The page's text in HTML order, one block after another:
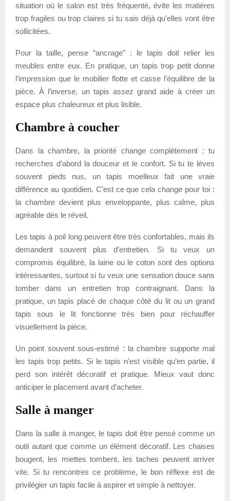
situation où le salon est très fréquenté, évite les matières
trop fragiles ou trop claires si tu sais déjà qu’elles vont être
sollicitées.
Pour la taille, pense “ancrage” : le tapis doit relier les
meubles entre eux. En pratique, un tapis trop petit donne
l’impression que le mobilier flotte et casse l’équilibre de la
pièce. À l’inverse, un tapis assez grand aide à créer un
espace plus chaleureux et plus lisible.
Chambre à coucher
Dans la chambre, la priorité change complètement : tu
recherches d’abord la douceur et le confort. Si tu te lèves
souvent pieds nus, un tapis moelleux fait une vraie
différence au quotidien. C’est ce que cela change pour toi :
la chambre devient plus enveloppante, plus calme, plus
agréable dès le réveil.
Les tapis à poil long peuvent être très confortables, mais ils
demandent souvent plus d’entretien. Si tu veux un
compromis équilibré, la laine ou le coton sont des options
intéressantes, surtout si tu veux une sensation douce sans
tomber dans un entretien trop contraignant. Dans la
pratique, un tapis placé de chaque côté du lit ou un grand
tapis sous le lit fonctionne très bien pour réchauffer
visuellement la pièce.
Un point souvent sous-estimé : la chambre supporte mal
les tapis trop petits. Si le tapis n’est visible qu’en partie, il
perd son intérêt décoratif et pratique. Mieux vaut donc
anticiper le placement avant d’acheter.
Salle à manger
Dans la salle à manger, le tapis doit être pensé comme un
outil autant que comme un élément décoratif. Les chaises
bougent, les miettes tombent, les taches peuvent arriver
vite. Si tu rencontres ce problème, le bon réflexe est de
privilégier un tapis facile à aspirer et simple à nettoyer.